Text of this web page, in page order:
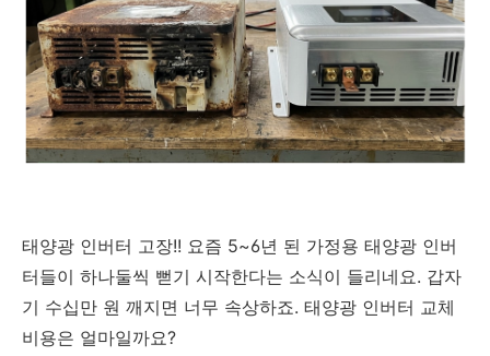
태양광 인버터 고장!! 요즘 5~6년 된 가정용 태양광 인버
터들이 하나둘씩 뻗기 시작한다는 소식이 들리네요. 갑자
기 수십만 원 깨지면 너무 속상하죠. 태양광 인버터 교체
비용은 얼마일까요?